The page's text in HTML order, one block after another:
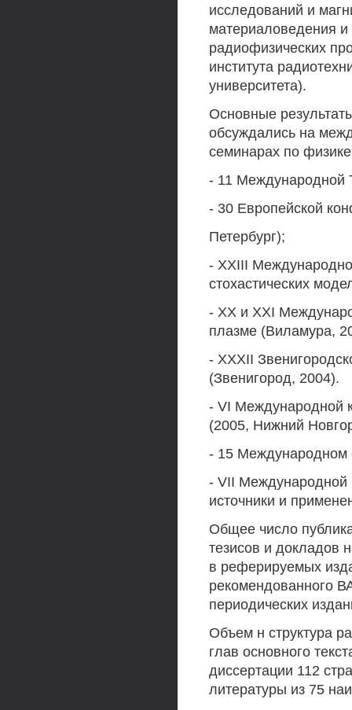
исследований и
материаловедения
радиофизических
института
университета).
Основные
обсуждались на
семинарах по
- 11 Международной
- 30 Европейской
Петербург);
- XXIII
стохастических
- XX и XXI
плазме (Виламура,
- XXXII
(Звенигород, 2004).
- VI Международной
(2005, Нижний
- 15 Международном
- VII
источники и
Общее число
тезисов и докладов
в реферируемых
рекомендованного
периодических
Объем н структура
глав основного
диссертации 112
литературы из 75